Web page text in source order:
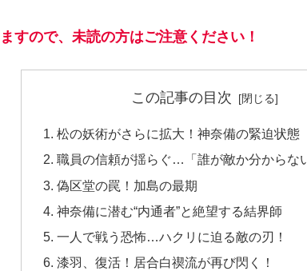
すので、未読の方はご注意ください！
この記事の目次
松の妖術がさらに拡大！神奈備の緊迫状態
職員の信頼が揺らぐ…「誰が敵か分からな
偽区堂の罠！加島の最期
神奈備に潜む“内通者”と絶望する結界師
一人で戦う恐怖…ハクリに迫る敵の刃！
漆羽、復活！居合白禊流が再び閃く！